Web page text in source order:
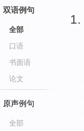
双语例句
全部
口语
书面语
论文
原声例句
全部